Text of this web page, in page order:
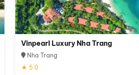
Vinpearl Luxury Nha Trang
Nha Trang
★ 5.0